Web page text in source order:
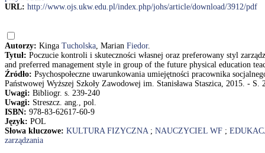
URL: http://www.ojs.ukw.edu.pl/index.php/johs/article/download/3912/pdf
Autorzy: Kinga Tucholska, Marian Fiedor.
Tytuł: Poczucie kontroli i skuteczności własnej oraz preferowany styl
and preferred management style in group of the future physical education
Źródło: Psychospołeczne uwarunkowania umiejętności pracownika
Państwowej Wyższej Szkoły Zawodowej im. Stanisława Staszica, 2015. -
Uwagi: Bibliogr. s. 239-240
Uwagi: Streszcz. ang., pol.
ISBN: 978-83-62617-60-9
Język: POL
Słowa kluczowe: KULTURA FIZYCZNA; NAUCZYCIEL WF ;
zarządzania